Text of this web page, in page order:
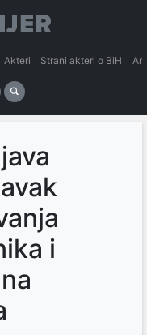
Akteri Strani akteri o BiH
i